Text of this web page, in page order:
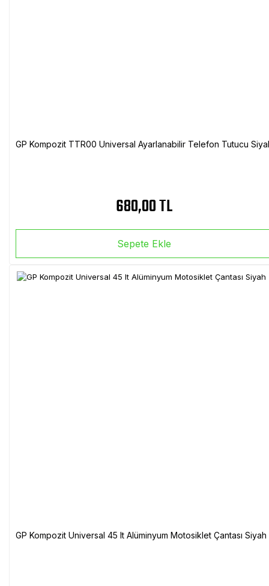
GP Kompozit TTR00 Universal Ayarlanabilir Telefon Tutucu
680,00 TL
Sepete Ekle
GP Kompozit Universal 45 lt Alüminyum Motosiklet Çantası Siyah